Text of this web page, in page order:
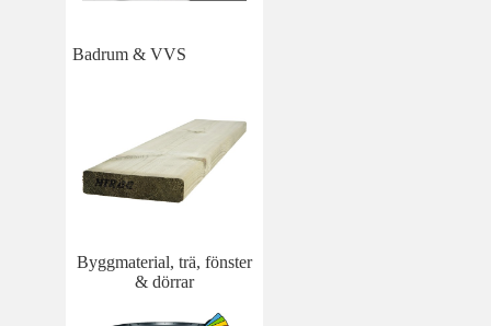
Badrum & VVS
Byggmaterial, trä, fönster
& dörrar